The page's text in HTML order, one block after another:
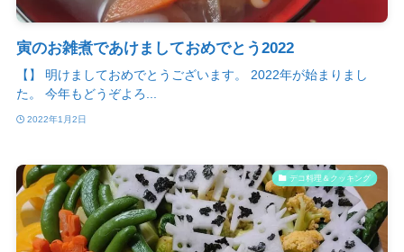
寅のお雑煮であけましておめでとう2022
【】 明けましておめでとうございます。 2022年が始まりまし
た。 今年もどうぞよろ...
2022年1月2日
デコ料理＆クッキング